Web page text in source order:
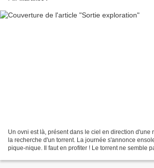
Un ovni est là, présent dans le ciel en direction d'une
la recherche d'un torrent. La journée s'annonce
pique-nique. Il faut en profiter ! Le torrent ne semble